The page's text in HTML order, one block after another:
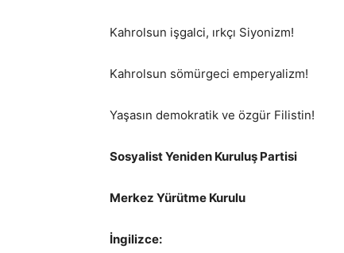
Kahrolsun işgalci, ırkçı Siyonizm!
Kahrolsun sömürgeci emperyalizm!
Yaşasın demokratik ve özgür Filistin!
Sosyalist Yeniden Kuruluş Partisi
Merkez Yürütme Kurulu
İngilizce: